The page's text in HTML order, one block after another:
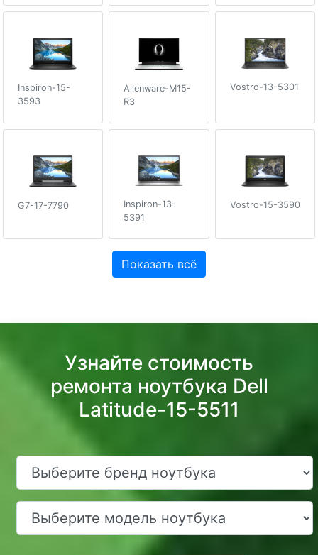
Inspiron-15-
3593
Alienware-M15-
R3
Vostro-13-5301
G7-17-7790
Inspiron-13-
5391
Vostro-15-3590
Показать всё
Узнайте стоимость
ремонта ноутбука Dell
Latitude-15-5511